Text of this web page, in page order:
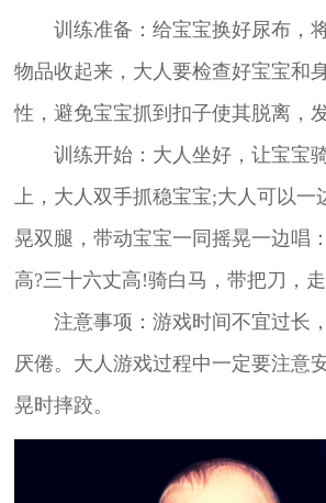
训练准备：给宝宝换好尿布，
物品收起来，大人要检查好宝宝和
性，避免宝宝抓到扣子使其脱离，
训练开始：大人坐好，让宝宝
上，大人双手抓稳宝宝;大人可以
晃双腿，带动宝宝一同摇晃一边唱
高?三十六丈高!骑白马，带把刀，
注意事项：游戏时间不宜过长
厌倦。大人游戏过程中一定要注意
晃时摔跤。